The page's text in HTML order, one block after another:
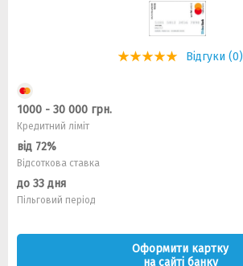
Відгуки (0)
1000 - 30 000 грн.
Кредитний ліміт
від 72%
Відсоткова ставка
до 33 дня
Пільговий період
Оформити картку
на сайті банку